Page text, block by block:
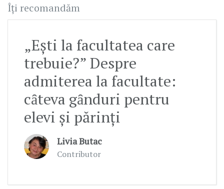
Îți recomandăm
„Eşti la facultatea care
trebuie?” Despre
admiterea la facultate:
cȃteva gȃnduri pentru
elevi şi părinţi
Livia Butac
Contributor